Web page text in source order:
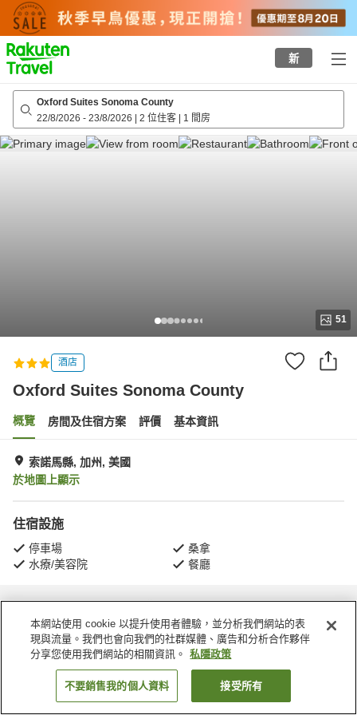
to
top
page
新
Oxford Suites Sonoma County
22/8/2026 - 23/8/2026 | 2 位住客 | 1 間房
51
酒店
Oxford Suites Sonoma County
概覽 房間及住宿方案 評價 基本資訊
索諾馬縣, 加州, 美國
於地圖上顯示
住宿設施
停車場
桑拿
水療/美容院
餐廳
主頁 美國 加州 索諾馬縣 Oxford Suites Sonoma County
找客房
本網站使用 cookie 以提升使用者體驗，並分析我們網站的表
現與流量。我們也會向我們的社群媒體、廣告和分析合作夥伴
分享您使用我們網站的相關資訊。
私隱政策
不要銷售我的個人資料 接受所有